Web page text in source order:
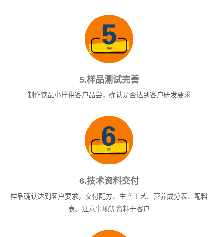
5.样品测试完善
制作饮品小样供客户品尝，确认是否达到客户研发要求
6.技术资料交付
样品确认达到客户要求，交付配方、生产工艺、营养成分表、配料
表、注意事项等资料于客户